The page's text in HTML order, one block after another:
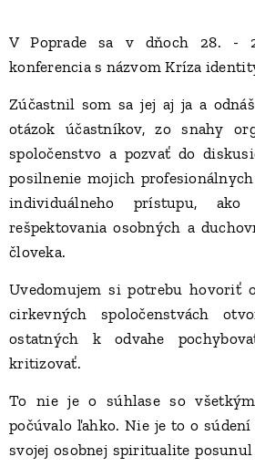
V Poprade sa v dňoch 28. -
konferencia s názvom Kríza
Zúčastnil som sa jej aj ja a
otázok účastníkov, zo snahy
spoločenstvo a pozvať do
posilnenie mojich
individuálneho prístupu,
rešpektovania osobných a
človeka.
Uvedomujem si potrebu hovoriť
cirkevných spoločenstvách
ostatných k odvahe
kritizovať.
To nie je o súhlase so
počúvalo ľahko. Nie je to o
svojej osobnej spiritualite